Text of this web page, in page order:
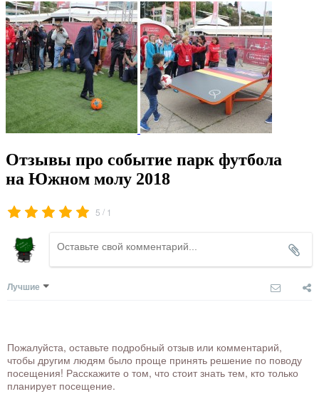
Отзывы про событие парк футбола
на Южном молу 2018
5 / 1
Лучшие
Пожалуйста, оставьте подробный отзыв или комментарий,
чтобы другим людям было проще принять решение по поводу
посещения! Расскажите о том, что стоит знать тем, кто только
планирует посещение.